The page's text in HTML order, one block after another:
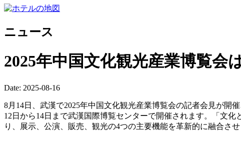
ニュース
2025年中国文化観光産業博覧会
Date: 2025-08-16
8月14日、武漢で2025年中国文化観光産業博覧会の記者会見が開
12日から14日まで武漢国際博覧センターで開催されます。「文
り、展示、公演、販売、観光の4つの主要機能を革新的に融合さ